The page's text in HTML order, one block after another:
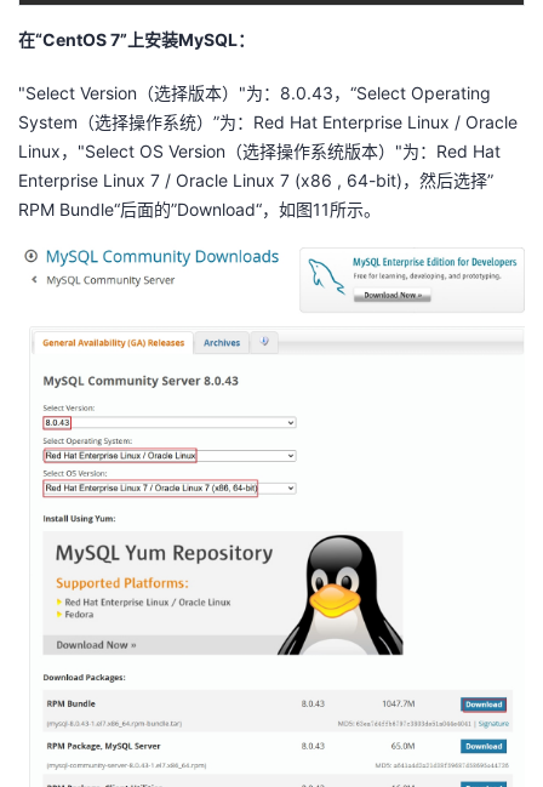
在“CentOS 7”上安装MySQL：
"Select Version（选择版本）"为：8.0.43，“Select Operating
System（选择操作系统）”为：Red Hat Enterprise Linux / Oracle
Linux，"Select OS Version（选择操作系统版本）"为：Red Hat
Enterprise Linux 7 / Oracle Linux 7 (x86 , 64-bit)，然后选择”
RPM Bundle“后面的”Download“，如图11所示。